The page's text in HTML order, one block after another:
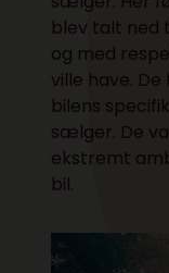
blev talt ned
og med
ville have.
bilens
sælger. De
ekstremt
bil.